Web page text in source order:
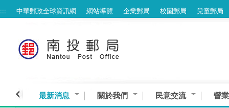
跳到主要內容區塊
::: 中華郵政全球資訊網 網站導覽 企業郵局 校園郵局 兒童郵局
最新消息 關於我們 民意交流 營